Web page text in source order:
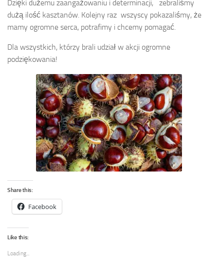
Dzięki dużemu zaangażowaniu i determinacji, zebraliśmy
dużą ilość kasztanów. Kolejny raz wszyscy pokazaliśmy, że
mamy ogromne serca, potrafimy i chcemy pomagać.
Dla wszystkich, którzy brali udział w akcji ogromne
podziękowania!
Share this:
Facebook
Like this:
Loading...